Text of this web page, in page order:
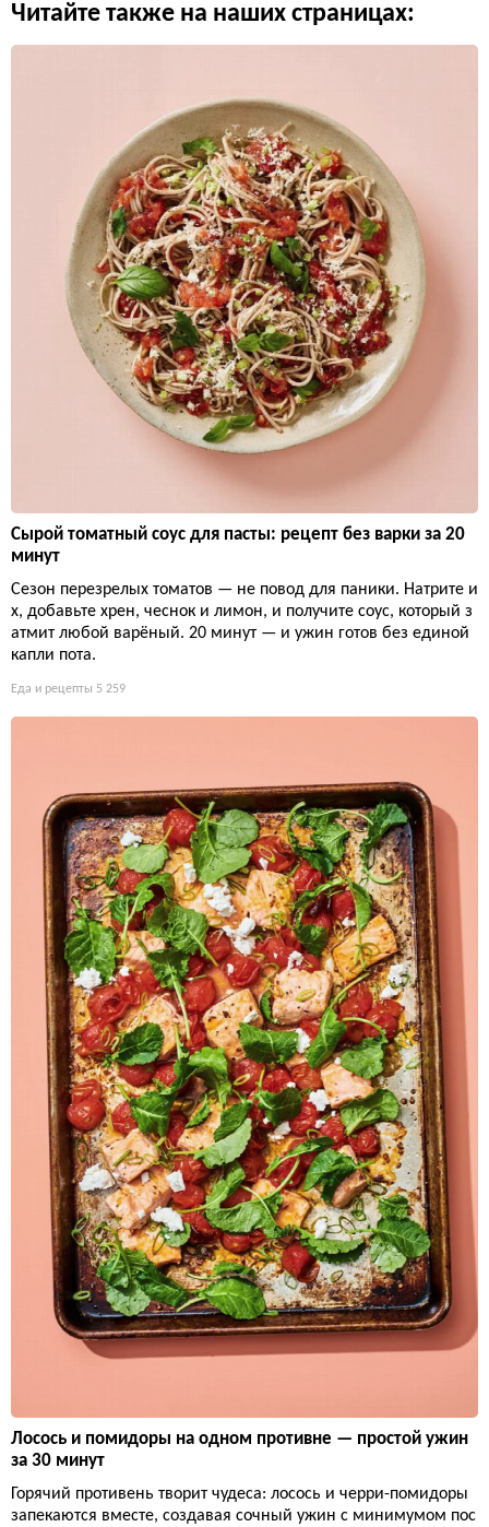
Читайте также на наших страницах:
Сырой томатный соус для пасты: рецепт без варки за 20
минут
Сезон перезрелых томатов — не повод для паники. Натрите и
х, добавьте хрен, чеснок и лимон, и получите соус, который з
атмит любой варёный. 20 минут — и ужин готов без единой
капли пота.
Еда и рецепты 5 259
Лосось и помидоры на одном противне — простой ужин
за 30 минут
Горячий противень творит чудеса: лосось и черри-помидоры
запекаются вместе, создавая сочный ужин с минимумом пос